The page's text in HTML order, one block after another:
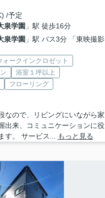
/予定
泉学園 」駅 徒歩16分
泉学園 」駅 バス3分 「東映撮影
ォークインクロゼット
浴室１坪以上
フローリング
なので、リビングにいながら家
出来、コミュニケーションに役
す。 サービス...
もっと見る